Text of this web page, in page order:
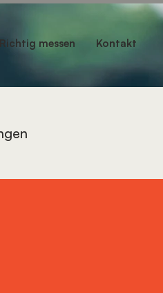
Richtig messen Kontakt